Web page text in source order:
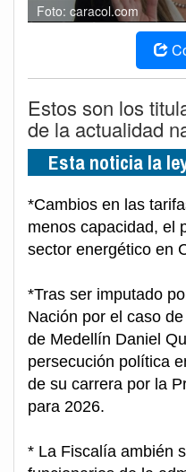
Foto: caracol.com
Estos son los
de la actualidad
Esta noticia la
*Cambios en las
menos capacidad, el
sector energético en
*Tras ser imputado
Nación por el caso
de Medellín Daniel
persecución política
de su carrera por la
para 2026.
* La Fiscalía ambién